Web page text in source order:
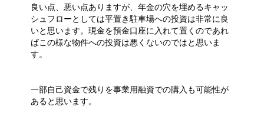
良い点、悪い点ありますが、年金の穴を埋めるキャッ
シュフローとしては平置き駐車場への投資は非常に良
いと思います。現金を預金口座に入れて置くのであれ
ばこの様な物件への投資は悪くないのではと思いま
す。
一部自己資金で残りを事業用融資での購入も可能性が
あると思います。